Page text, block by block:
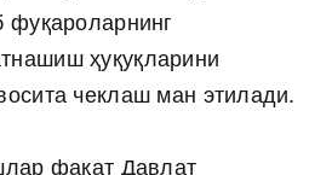
фуқароларнинг
ҳуқуқларини
чеклаш ман этилади.
фақат Давлат